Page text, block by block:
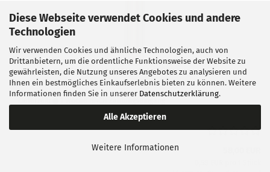
Diese Webseite verwendet Cookies und andere
Technologien
Wir verwenden Cookies und ähnliche Technologien, auch von
Drittanbietern, um die ordentliche Funktionsweise der Website zu
gewährleisten, die Nutzung unseres Angebotes zu analysieren und
Ihnen ein bestmögliches Einkaufserlebnis bieten zu können. Weitere
Informationen finden Sie in unserer Datenschutzerklärung.
Alle Akzeptieren
Weitere Informationen
Hornady .243 ELD Match 108 gr 100 Stück